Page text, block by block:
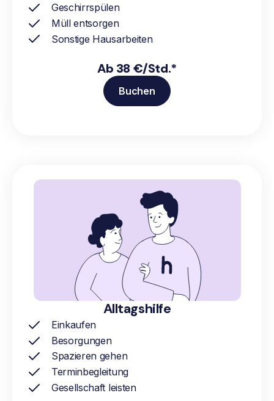
Geschirrspülen
Müll entsorgen
Sonstige Hausarbeiten
Ab 38 €/Std.*
Buchen
Alltagshilfe
Einkaufen
Besorgungen
Spazieren gehen
Terminbegleitung
Gesellschaft leisten